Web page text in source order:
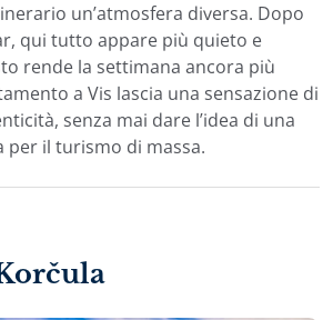
un’atmosfera diversa. Dopo
qui tutto appare più quieto e
rende la settimana ancora più
a Vis lascia una sensazione di
senza mai dare l’idea di una
il turismo di massa.